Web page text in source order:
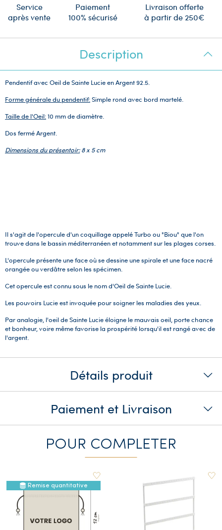
Service
après vente
Paiement
100% sécurisé
Livraison offerte
à partir de 250€
Description
Pendentif avec Oeil de Sainte Lucie en Argent 92.5.
Forme générale du pendentif:Simple rond avec bord martelé.
Taille de l'Oeil:10 mm de diamètre.
Dos fermé Argent.
Dimensions du présentoir:8 x 5 cm
Il s'agit de l'opercule d'un coquillage appelé Turbo ou "Biou" que l'on
trouve dans le bassin méditerranéen et notamment sur les plages corses.
L'opercule présente une face où se dessine une spirale et une face nacré
orangée ou verdâtre selon les spécimen.
Cet opercule est connu sous le nom d'Oeil de Sainte Lucie.
Les pouvoirs Lucie est invoquée pour soigner les maladies des yeux.
Par analogie, l'oeil de Sainte Lucie éloigne le mauvais oeil, porte chance
et bonheur, voire même favorise la prospérité lorsqu'il est rangé avec de
l'argent.
Détails produit
Paiement et Livraison
POUR COMPLETER
Remise quantitative